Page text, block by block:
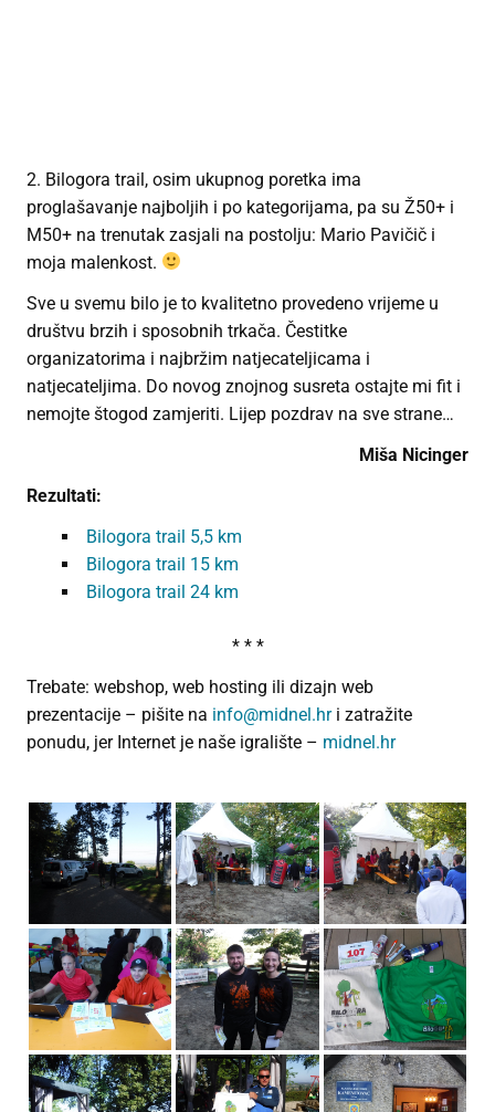
2. Bilogora trail, osim ukupnog poretka ima
proglašavanje najboljih i po kategorijama, pa su Ž50+ i
M50+ na trenutak zasjali na postolju: Mario Pavičič i
moja malenkost.
Sve u svemu bilo je to kvalitetno provedeno vrijeme u
društvu brzih i sposobnih trkača. Čestitke
organizatorima i najbržim natjecateljicama i
natjecateljima. Do novog znojnog susreta ostajte mi fit i
nemojte štogod zamjeriti. Lijep pozdrav na sve strane…
Miša Nicinger
Rezultati:
Bilogora trail 5,5 km
Bilogora trail 15 km
Bilogora trail 24 km
* * *
Trebate: webshop, web hosting ili dizajn web
prezentacije – pišite na info@midnel.hri zatražite
ponudu, jer Internet je naše igralište – midnel.hr